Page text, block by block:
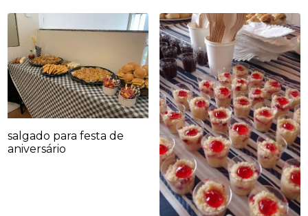
salgado para festa de
aniversário